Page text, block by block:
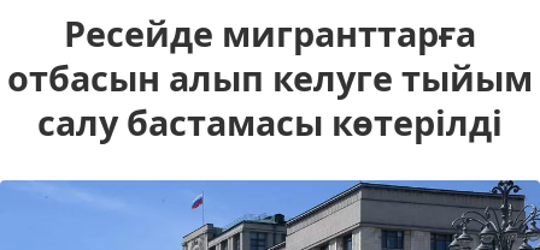
Ресейде мигранттарға
отбасын алып келуге тыйым
салу бастамасы көтерілді